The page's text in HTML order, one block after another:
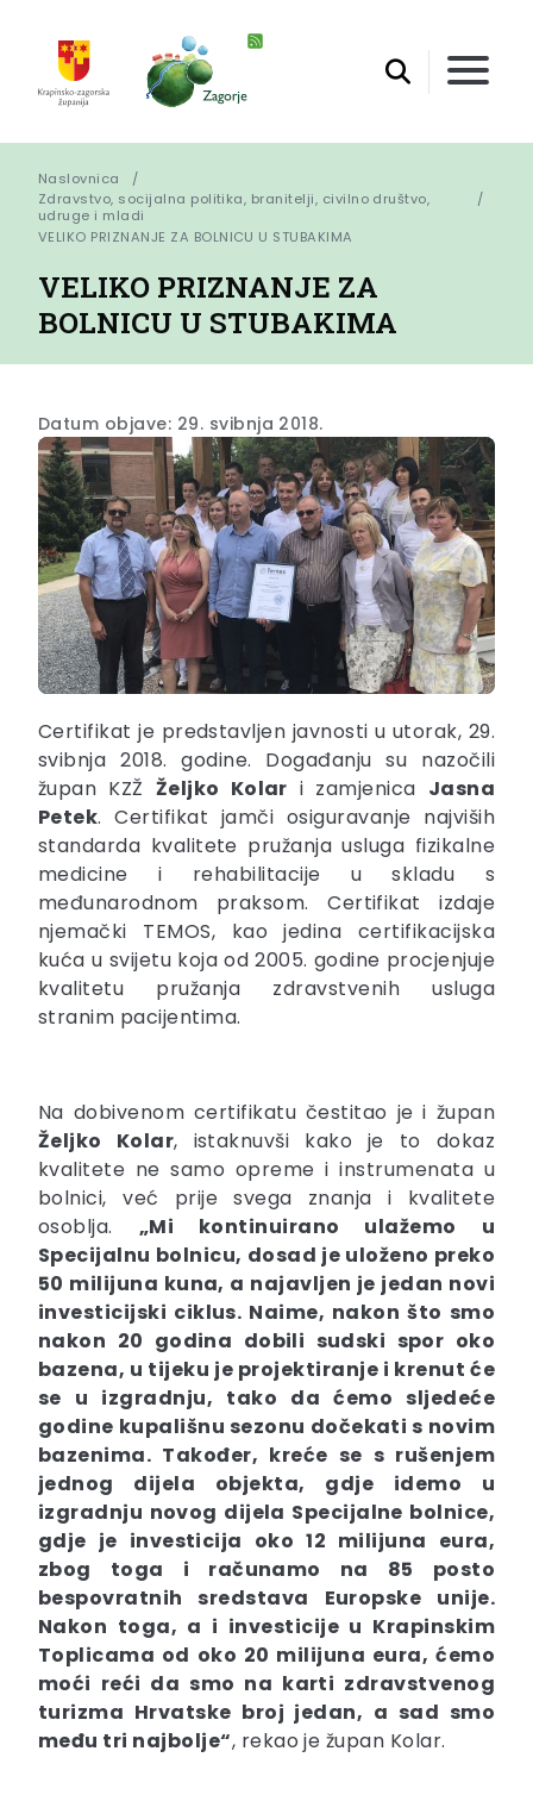
Naslovnica
Zdravstvo, socijalna politika, branitelji, civilno društvo,
udruge i mladi
VELIKO PRIZNANJE ZA BOLNICU U STUBAKIMA
VELIKO PRIZNANJE ZA
BOLNICU U STUBAKIMA
Datum objave: 29. svibnja 2018.
Certifikat je predstavljen javnosti u utorak, 29.
svibnja 2018. godine. Događanju su nazočili
župan KZŽ Željko Kolar i zamjenica Jasna
Petek. Certifikat jamči osiguravanje najviših
standarda kvalitete pružanja usluga fizikalne
medicine i rehabilitacije u skladu s
međunarodnom praksom. Certifikat izdaje
njemački TEMOS, kao jedina certifikacijska
kuća u svijetu koja od 2005. godine procjenjuje
kvalitetu pružanja zdravstvenih usluga
stranim pacijentima.
Na dobivenom certifikatu čestitao je i župan
Željko Kolar, istaknuvši kako je to dokaz
kvalitete ne samo opreme i instrumenata u
bolnici, već prije svega znanja i kvalitete
osoblja. „Mi kontinuirano ulažemo u
Specijalnu bolnicu, dosad je uloženo preko
50 milijuna kuna, a najavljen je jedan novi
investicijski ciklus. Naime, nakon što smo
nakon 20 godina dobili sudski spor oko
bazena, u tijeku je projektiranje i krenut će
se u izgradnju, tako da ćemo sljedeće
godine kupališnu sezonu dočekati s novim
bazenima. Također, kreće se s rušenjem
jednog dijela objekta, gdje idemo u
izgradnju novog dijela Specijalne bolnice,
gdje je investicija oko 12 milijuna eura,
zbog toga i računamo na 85 posto
bespovratnih sredstava Europske unije.
Nakon toga, a i investicije u Krapinskim
Toplicama od oko 20 milijuna eura, ćemo
moći reći da smo na karti zdravstvenog
turizma Hrvatske broj jedan, a sad smo
među tri najbolje“, rekao je župan Kolar.